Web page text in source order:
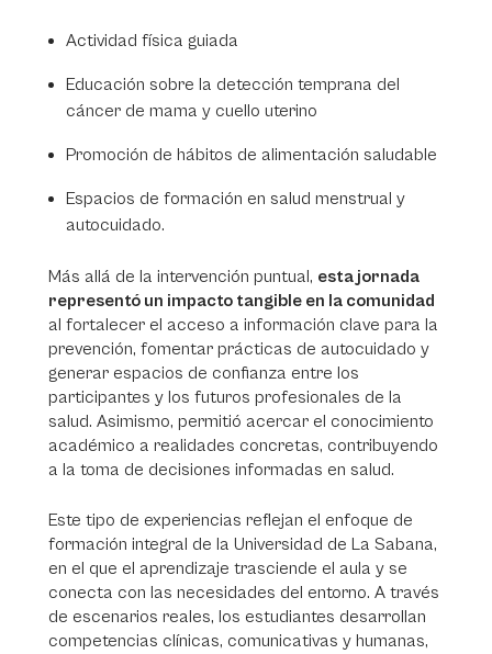
Actividad física guiada
Educación sobre la detección temprana del
cáncer de mama y cuello uterino
Promoción de hábitos de alimentación saludable
Espacios de formación en salud menstrual y
autocuidado.
Más allá de la intervención puntual, esta jornada
representó un impacto tangible en la comunidad
al fortalecer el acceso a información clave para la
prevención, fomentar prácticas de autocuidado y
generar espacios de confianza entre los
participantes y los futuros profesionales de la
salud. Asimismo, permitió acercar el conocimiento
académico a realidades concretas, contribuyendo
a la toma de decisiones informadas en salud.
Este tipo de experiencias reflejan el enfoque de
formación integral de la Universidad de La Sabana,
en el que el aprendizaje trasciende el aula y se
conecta con las necesidades del entorno. A través
de escenarios reales, los estudiantes desarrollan
competencias clínicas, comunicativas y humanas,